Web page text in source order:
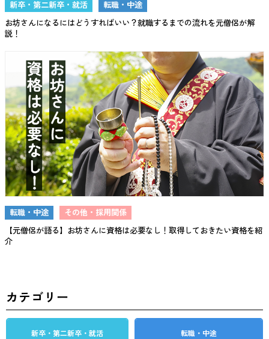
新卒・第二新卒・就活
転職・中途
お坊さんになるにはどうすればいい？就職するまでの流れを元僧侶が解
説！
転職・中途
その他・採用関係
【元僧侶が語る】お坊さんに資格は必要なし！取得しておきたい資格を紹
介
カテゴリー
新卒・第二新卒・就活 転職・中途